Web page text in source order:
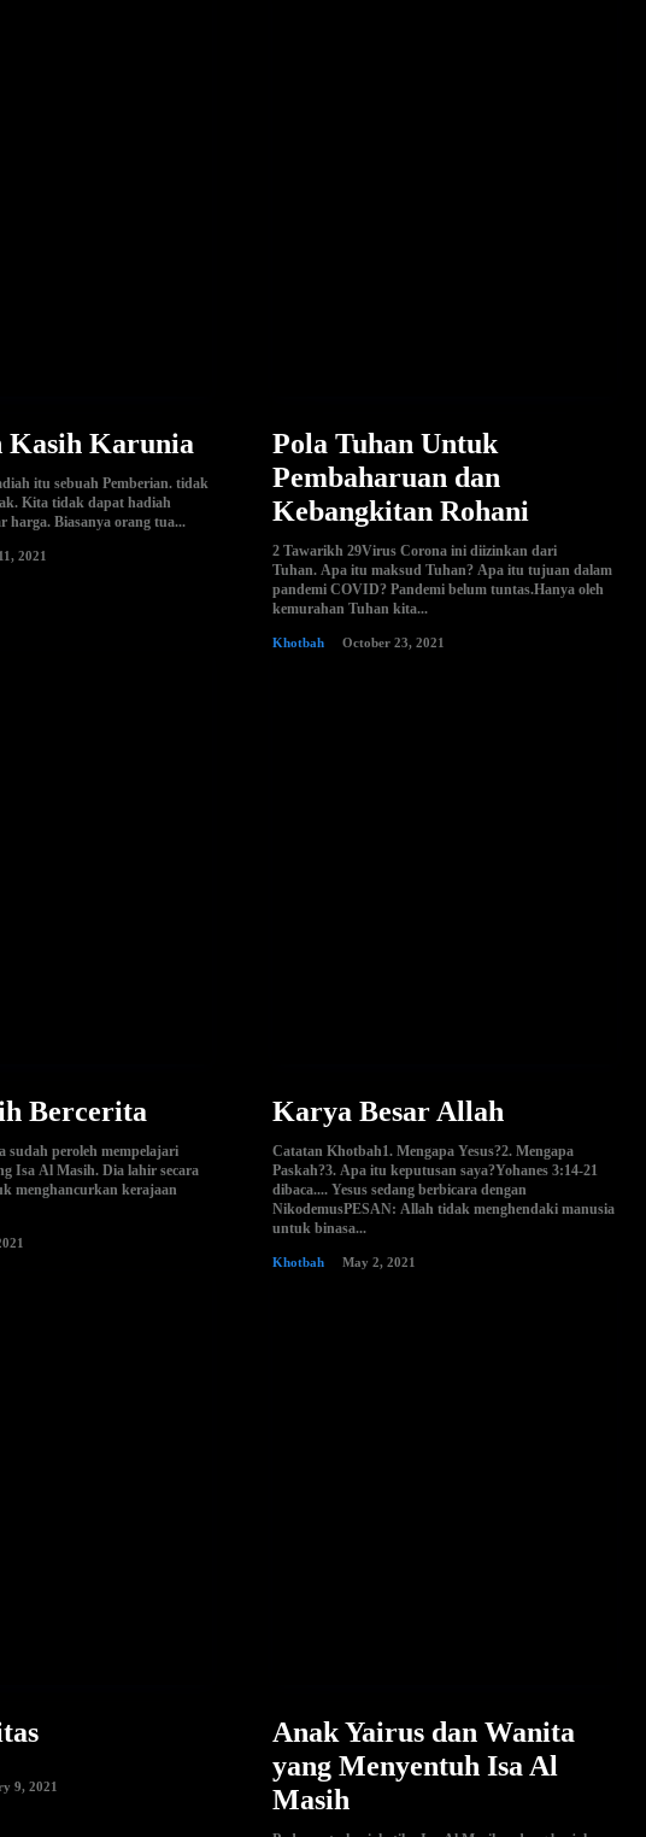
Kasih Karunia
itu sebuah Pemberian. tidak
Kita tidak dapat hadiah
harga. Biasanya orang tua...
2021
Pola Tuhan Untuk
Pembaharuan dan
Kebangkitan Rohani
2 Tawarikh 29Virus Corona ini diizinkan dari
Tuhan. Apa itu maksud Tuhan? Apa itu tujuan dalam
pandemi COVID? Pandemi belum tuntas.Hanya oleh
kemurahan Tuhan kita...
Khotbah October 23, 2021
Bercerita
sudah peroleh mempelajari
Dia lahir secara
menghancurkan kerajaan
Karya Besar Allah
Catatan Khotbah1. Mengapa Yesus?2. Mengapa
Paskah?3. Apa itu keputusan saya?Yohanes 3:14-21
dibaca.... Yesus sedang berbicara dengan
NikodemusPESAN: Allah tidak menghendaki manusia
untuk binasa...
Khotbah May 2, 2021
9, 2021
Anak Yairus dan Wanita
yang Menyentuh Isa Al
Masih